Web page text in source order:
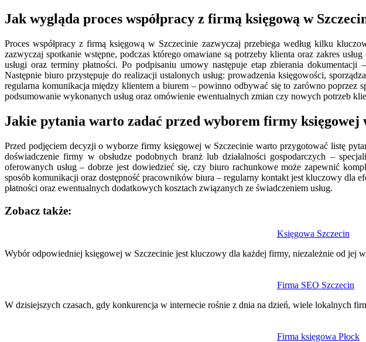
Jak wygląda proces współpracy z firmą księgową w
Proces współpracy z firmą księgową w Szczecinie zazwyczaj przebiega według kilku
zazwyczaj spotkanie wstępne, podczas którego omawiane są potrzeby klienta oraz zakres
usługi oraz terminy płatności. Po podpisaniu umowy następuje etap zbierania
Następnie biuro przystępuje do realizacji ustalonych usług: prowadzenia księgowości,
regularna komunikacja między klientem a biurem – powinno odbywać się to zarówno
podsumowanie wykonanych usług oraz omówienie ewentualnych zmian czy nowych potrzeb
Jakie pytania warto zadać przed wyborem firmy księgowej
Przed podjęciem decyzji o wyborze firmy księgowej w Szczecinie warto przygotować listę
doświadczenie firmy w obsłudze podobnych branż lub działalności gospodarczych –
oferowanych usług – dobrze jest dowiedzieć się, czy biuro rachunkowe może zapewnić
sposób komunikacji oraz dostępność pracowników biura – regularny kontakt jest kluczowy dla
płatności oraz ewentualnych dodatkowych kosztach związanych ze świadczeniem usług.
Zobacz także:
Księgowa Szczecin
Wybór odpowiedniej księgowej w Szczecinie jest kluczowy dla każdej firmy, niezależnie od jej
Firma SEO Szczecin
W dzisiejszych czasach, gdy konkurencja w internecie rośnie z dnia na dzień, wiele lokalnych
Firma księgowa Płock
wpisu